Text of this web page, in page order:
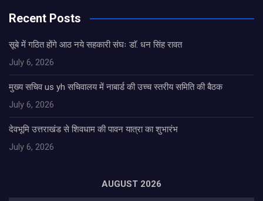
Recent Posts
सूबे में गठित होंगे आठ नये सहकारी संघः डाॅ. धन सिंह रावत
July 6, 2026
मुख्य सचिव us yh सचिवालय में नाबार्ड की उच्च स्तरीय समिति की बैठक
July 6, 2026
देवभूमि उत्तराखंड से शिवधाम की पावन यात्रा का शुभारंभ
July 6, 2026
AUGUST 2026